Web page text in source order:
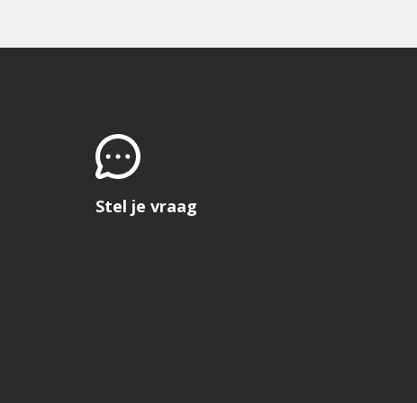
Stel je vraag